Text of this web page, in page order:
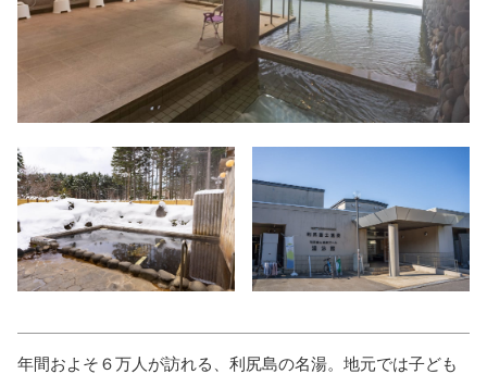
年間およそ６万人が訪れる、利尻島の名湯。地元では子ども